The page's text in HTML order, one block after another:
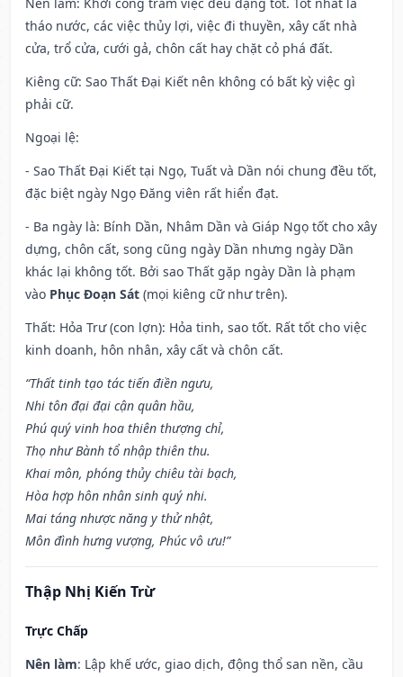
tháo nước, các việc thủy lợi, việc đi thuyền, xây cất nhà
cửa, trổ cửa, cưới gả, chôn cất hay chặt cỏ phá đất.
Kiêng cữ: Sao Thất Đại Kiết nên không có bất kỳ việc gì
phải cữ.
Ngoại lệ:
- Sao Thất Đại Kiết tại Ngọ, Tuất và Dần nói chung đều tốt,
đặc biệt ngày Ngọ Đăng viên rất hiển đạt.
- Ba ngày là: Bính Dần, Nhâm Dần và Giáp Ngọ tốt cho xây
dựng, chôn cất, song cũng ngày Dần nhưng ngày Dần
khác lại không tốt. Bởi sao Thất gặp ngày Dần là phạm
vào Phục Đoạn Sát (mọi kiêng cữ như trên).
Thất: Hỏa Trư (con lợn): Hỏa tinh, sao tốt. Rất tốt cho việc
kinh doanh, hôn nhân, xây cất và chôn cất.
“Thất tinh tạo tác tiến điền ngưu,
Nhi tôn đại đại cận quân hầu,
Phú quý vinh hoa thiên thượng chỉ,
Thọ như Bành tổ nhập thiên thu.
Khai môn, phóng thủy chiêu tài bạch,
Hòa hợp hôn nhân sinh quý nhi.
Mai táng nhược năng y thử nhật,
Môn đình hưng vượng, Phúc vô ưu!”
Thập Nhị Kiến Trừ
Trực Chấp
Nên làm: Lập khế ước, giao dịch, động thổ san nền, cầu